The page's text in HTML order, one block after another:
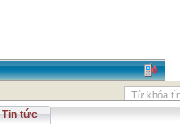
Tin tức